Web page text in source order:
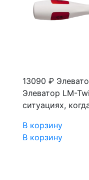
13090 ₽
Элеватор LM-
ситуациях,
В корзину
В корзину